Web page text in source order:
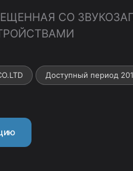
СО
Доступный период